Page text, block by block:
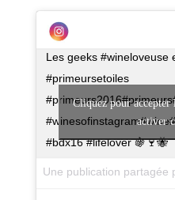
Les geeks #wineloveuse
#primeursetoiles
#bdx16 #lifelover 🍇🍷🐝
Cliquez pour accepter
activer